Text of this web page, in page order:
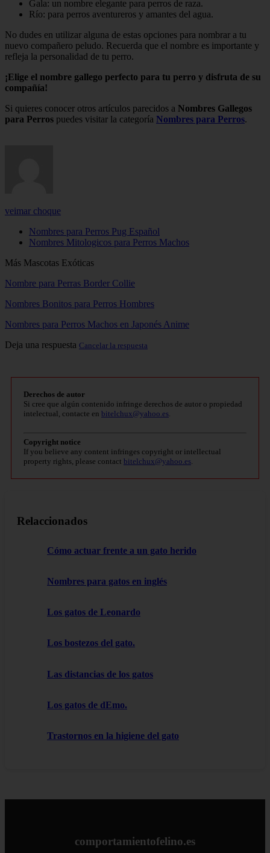
Gala: un nombre elegante para perros de raza.
Río: para perros aventureros y amantes del agua.
No dudes en utilizar alguna de estas opciones para nombrar a tu
nuevo compañero peludo. Recuerda que el nombre es importante y
refleja la personalidad de tu perro.
¡Elige el nombre gallego perfecto para tu perro y disfruta de su
compañía!
Si quieres conocer otros artículos parecidos a Nombres Gallegos
para Perros puedes visitar la categoría Nombres para Perros.
veimar choque
Nombres para Perros Pug Español
Nombres Mitologicos para Perros Machos
Más Mascotas Exóticas
Nombre para Perras Border Collie
Nombres Bonitos para Perros Hombres
Nombres para Perros Machos en Japonés Anime
Deja una respuesta Cancelar la respuesta
Derechos de autor
Si cree que algún contenido infringe derechos de autor o propiedad
intelectual, contacte en bitelchux@yahoo.es.
Copyright notice
If you believe any content infringes copyright or intellectual
property rights, please contact bitelchux@yahoo.es.
Relaccionados
Cómo actuar frente a un gato herido
Nombres para gatos en inglés
Los gatos de Leonardo
Los bostezos del gato.
Las distancias de los gatos
Los gatos de dEmo.
Trastornos en la higiene del gato
comportamientofelino.es